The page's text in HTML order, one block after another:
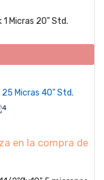
Micras 40" Std.
en la compra de